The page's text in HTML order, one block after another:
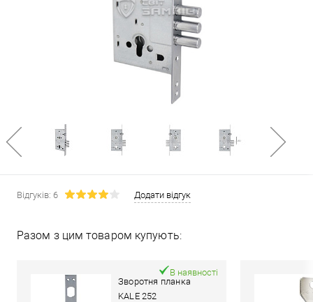
Відгуків: 6 Додати відгук
Разом з цим товаром купують:
Зворотня планка
KALE 252
В наявності